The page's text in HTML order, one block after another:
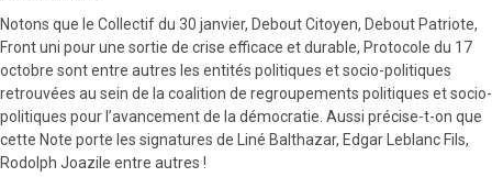
Notons que le Collectif du 30 janvier, Debout Citoyen, Debout Patriote,
Front uni pour une sortie de crise efficace et durable, Protocole du 17
octobre sont entre autres les entités politiques et socio-politiques
retrouvées au sein de la coalition de regroupements politiques et socio-
politiques pour l’avancement de la démocratie. Aussi précise-t-on que
cette Note porte les signatures de Liné Balthazar, Edgar Leblanc Fils,
Rodolph Joazile entre autres !